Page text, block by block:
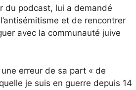
du podcast, lui a demandé
et de rencontrer
avec la communauté juive
erreur de sa part « de
je suis en guerre depuis 14